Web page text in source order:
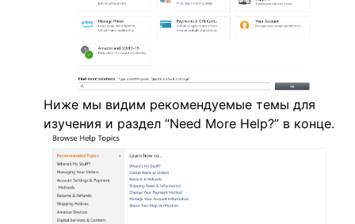
Ниже мы видим рекомендуемые темы для
изучения и раздел “Need More Help?” в конце.